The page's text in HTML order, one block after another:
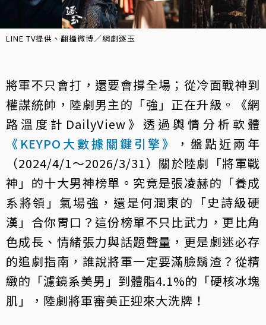
LINE TV提供、翻攝微博／網劇逐玉
將軍不只會打，還要會撐全場；從冷面戰神到
權謀統帥，陸劇男主的「強」正在升級。《網
路溫度計DailyView》透過輿情分析軟體
《KEYPO大數據關鍵引擎》
，盤點近兩年
（2024/4/1～2026/3/31）關於陸劇「將軍戰
神」的十大男神榜單。究竟是張凌赫的「養成
系將領」氣場強，還是何潤東的「史詩級硬
漢」合你胃口？這份榜單不只比武力，更比角
色成長、情緒張力與話題聲量，更是劇迷必存
的追劇指南，誰說將軍一定要滿臉鬍渣？從精
緻的「濾鏡系美男」到體脂4.1%的「硬核冰塊
肌」，陸劇將軍審美正迎來大洗牌！